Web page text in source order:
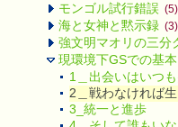
モンゴル試行錯誤 (5)
海と女神と黙示録 (3)
強文明マオリの三分
現環境下GSでの基
1＿出会いはいつ
2＿戦わなければ
3_統一と進歩